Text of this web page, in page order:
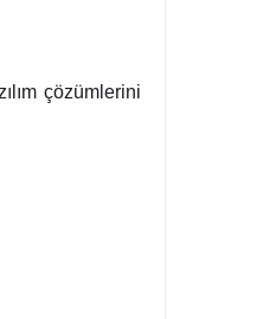
çözümlerini